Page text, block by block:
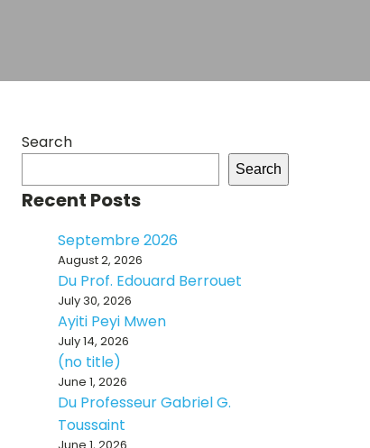
Search
Search
Recent Posts
Septembre 2026
August 2, 2026
Du Prof. Edouard Berrouet
July 30, 2026
Ayiti Peyi Mwen
July 14, 2026
(no title)
June 1, 2026
Du Professeur Gabriel G.
Toussaint